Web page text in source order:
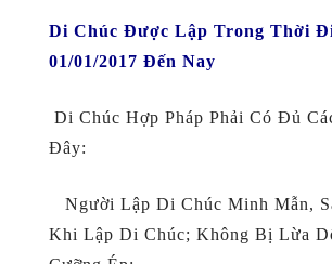
Di Chúc Được Lập Trong Thời
01/01/2017 Đến Nay
Di Chúc Hợp Pháp Phải Có Đủ
Đây:
Người Lập Di Chúc Minh Mẫn,
Khi Lập Di Chúc; Không Bị Lừa